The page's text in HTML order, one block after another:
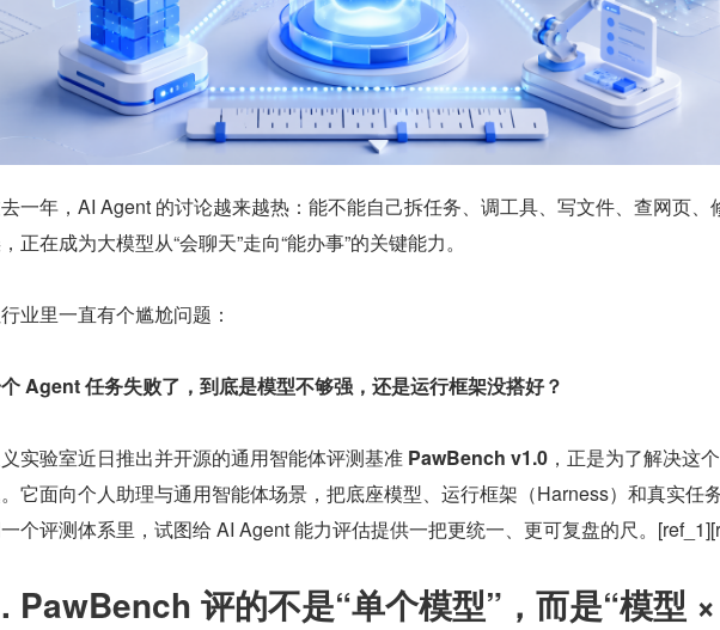
一年，AI Agent 的讨论越来越热：能不能自己拆任务、调工具、写文件、查网页、
正在成为大模型从“会聊天”走向“能办事”的关键能力。
业里一直有个尴尬问题：
Agent 任务失败了，到底是模型不够强，还是运行框架没搭好？
实验室近日推出并开源的通用智能体评测基准 PawBench v1.0 ，正是为了解决这
它面向个人助理与通用智能体场景，把底座模型、运行框架（Harness）和真实任
个评测体系里，试图给 AI Agent 能力评估提供一把更统一、更可复盘的尺。
PawBench 评的不是“单个模型”，而是“模型